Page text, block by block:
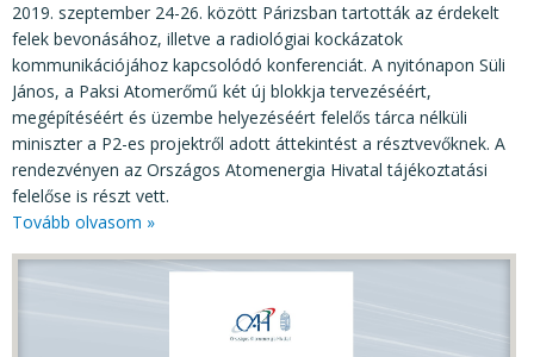
2019. szeptember 24-26. között Párizsban tartották az érdekelt
felek bevonásához, illetve a radiológiai kockázatok
kommunikációjához kapcsolódó konferenciát. A nyitónapon Süli
János, a Paksi Atomerőmű két új blokkja tervezéséért,
megépítéséért és üzembe helyezéséért felelős tárca nélküli
miniszter a P2-es projektről adott áttekintést a résztvevőknek. A
rendezvényen az Országos Atomenergia Hivatal tájékoztatási
felelőse is részt vett.
Tovább olvasom »